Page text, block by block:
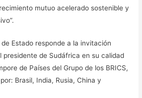
mutuo acelerado sostenible y
Estado responde a la invitación
presidente de Sudáfrica en su calidad
de Países del Grupo de los BRICS,
Brasil, India, Rusia, China y